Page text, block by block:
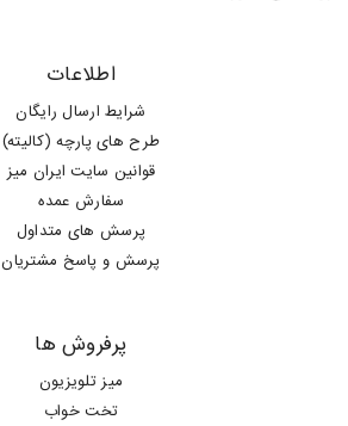
اطلاعات
شرایط ارسال رایگان
طرح های پارچه (کالیته)
قوانین سایت ایران میز
سفارش عمده
پرسش های متداول
پرسش و پاسخ مشتریان
پرفروش ها
میز تلویزیون
تخت خواب